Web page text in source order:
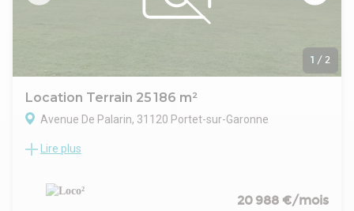
- Dépôt de garantie : 3 mois
- Loyers et charges : Trimestriels et d'avance
1 / 2
Location Terrain 25 186 m²
Avenue De Palarin, 31120 Portet-sur-Garonne
Secteur Sud-Ouest de Toulouse, situé à proximité immédiate
d'environ 25 240 m².
- Il s'agit d'un terrain plat, en grande partie traité roulant pour
Lire plus
20 988 €/mois